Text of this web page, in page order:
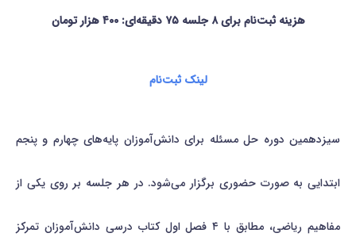
هزینه ثبت‌نام برای۸ جلسه ۷۵ دقیقه‌ای: ۴۰۰ هزار تومان
لینک ثبت‌نام
سیزدهمین دوره حل مسئله برای دانش‌آموزان پایه‌های چهارم و پنجم
ابتدایی به صورت حضوری برگزار می‌شود. در هر جلسه بر روی یکی از
مفاهیم ریاضی، مطابق با ۴ فصل اول کتاب درسی دانش‌آموزان تمرکز